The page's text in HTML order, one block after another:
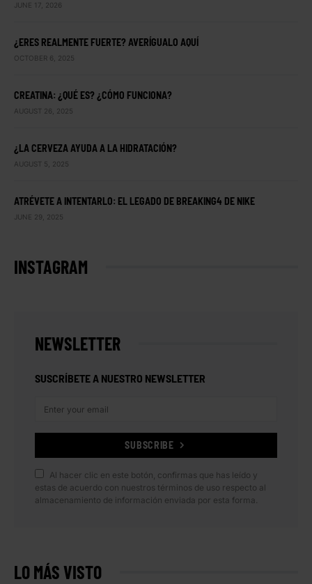
JUNE 17, 2026
¿ERES REALMENTE FUERTE? AVERÍGUALO AQUÍ
OCTOBER 6, 2025
CREATINA: ¿QUÉ ES? ¿CÓMO FUNCIONA?
AUGUST 26, 2025
¿LA CERVEZA AYUDA A LA HIDRATACIÓN?
AUGUST 5, 2025
ATRÉVETE A INTENTARLO: EL LEGADO DE BREAKING4 DE NIKE
JUNE 29, 2025
INSTAGRAM
NEWSLETTER
SUSCRÍBETE A NUESTRO NEWSLETTER
SUBSCRIBE
Al hacer clic en este botón, confirmas que has leído y
estas de acuerdo con nuestros términos de uso respecto al
almacenamiento de información enviada por esta forma.
LO MÁS VISTO